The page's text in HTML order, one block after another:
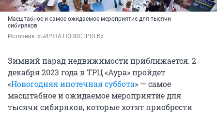
Масштабное и самое ожидаемое мероприятие для тысячи
сибиряков
Источник: «БИРЖА НОВОСТРОЕК»
Зимний парад недвижимости приближается. 2
декабря 2023 года в ТРЦ «Аура» пройдет
«Новогодняя ипотечная суббота» — самое
масштабное и ожидаемое мероприятие для
тысячи сибиряков, которые хотят приобрести